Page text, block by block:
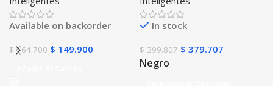
Android y iPhone
Available on backorder
$164.700 $ 149.900
In stock
$399.807 $ 379.707
Negro